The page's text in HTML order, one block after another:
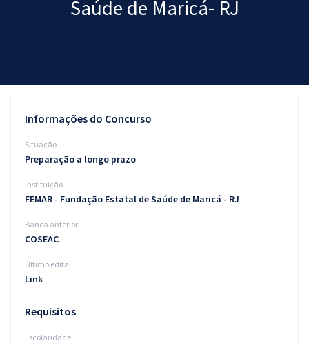
Questões grátis
Blog
Aprovados
Atendimento
Saúde de Maricá- RJ
Informações do Concurso
Situação
Preparação a longo prazo
Instituição
FEMAR - Fundação Estatal de Saúde de Maricá - RJ
Banca anterior
COSEAC
Último edital
Link
Requisitos
Escolaridade